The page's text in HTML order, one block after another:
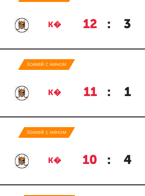
К� 12 : 3
Хоккей с мячом
К� 11 : 1
Хоккей с мячом
К� 10 : 4